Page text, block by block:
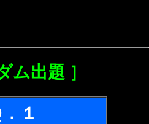
ム出題 ］
．１